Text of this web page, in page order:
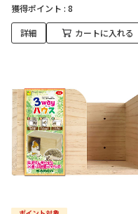
獲得ポイント : 8
詳細 カートに入れる